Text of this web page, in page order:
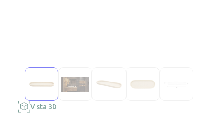
Vista 3D